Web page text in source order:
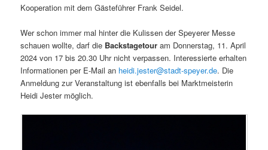
Kooperation mit dem Gästeführer Frank Seidel.
Wer schon immer mal hinter die Kulissen der Speyerer Messe
schauen wollte, darf die Backstagetouram Donnerstag, 11. April
2024 von 17 bis 20.30 Uhr nicht verpassen. Interessierte erhalten
Informationen per E-Mail an heidi.jester@stadt-speyer.de. Die
Anmeldung zur Veranstaltung ist ebenfalls bei Marktmeisterin
Heidi Jester möglich.